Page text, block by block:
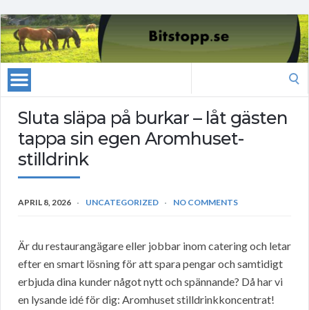
Sluta släpa på burkar – låt gästen
tappa sin egen Aromhuset-
stilldrink
APRIL 8, 2026 UNCATEGORIZED NO COMMENTS
Är du restaurangägare eller jobbar inom catering och letar
efter en smart lösning för att spara pengar och samtidigt
erbjuda dina kunder något nytt och spännande? Då har vi
en lysande idé för dig: Aromhuset stilldrinkkoncentrat!